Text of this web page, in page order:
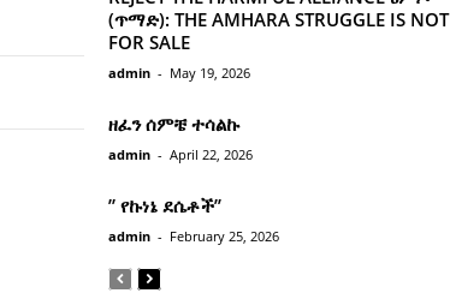
(ጥማድ): THE AMHARA STRUGGLE IS NOT
FOR SALE
admin - May 19, 2026
ዘፈን ሰምቼ ተሳልኩ
admin - April 22, 2026
” የኩነኔ ደሴቶች’’
admin - February 25, 2026